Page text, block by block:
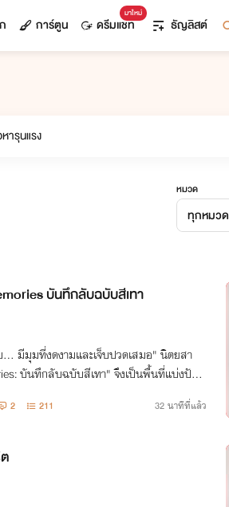
การ์ตูน
มาใหม่
ดรีมแชท ธัญลิสต์
หมวด
ทุกหมวด
บันทึกลับฉบับสีเทา
... มีมุมที่งดงามและเจ็บปวดเสมอ" นิตยสา
ลับฉบับสีเทา" จึงเป็นพื้นที่แบ่งปันเ
2 211 32 นาทีที่แล้ว